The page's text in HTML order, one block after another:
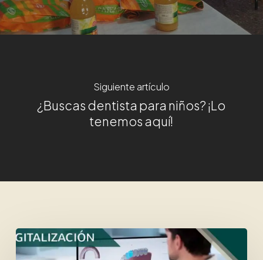
Siguiente artículo
¿Buscas dentista para niños? ¡Lo
tenemos aquí!
Digitalización
en